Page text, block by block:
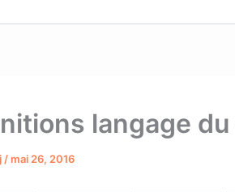
langage
/mai 26, 2016